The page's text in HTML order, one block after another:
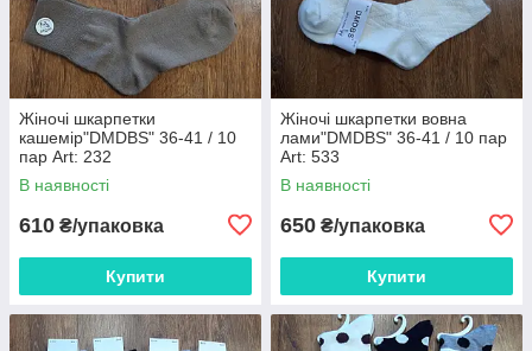
Жіночі шкарпетки
кашемір"DMDBS" 36-41 / 10
пар Art: 232
В наявності
610 ₴/упаковка
Купити
Жіночі шкарпетки вовна
лами"DMDBS" 36-41 / 10 пар
Art: 533
В наявності
650 ₴/упаковка
Купити